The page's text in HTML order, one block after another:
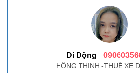
Di Động
HỒNG THỊNH -THUÊ XE